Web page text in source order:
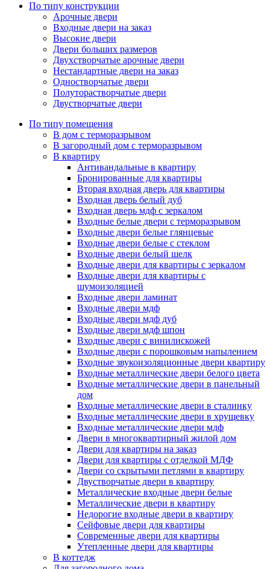
По типу конструкции
Арочные двери
Входные двери на заказ
Высокие двери
Двери больших размеров
Двухстворчатые арочные двери
Нестандартные двери на заказ
Одностворчатые двери
Полуторастворчатые двери
Двустворчатые двери
По типу помещения
В дом с терморазрывом
В загородный дом с терморазрывом
В квартиру
Антивандальные в квартиру
Бронированные для квартиры
Вторая входная дверь для квартиры
Входная дверь белый дуб
Входная дверь мдф с зеркалом
Входные белые двери с терморазрывом
Входные двери белые глянцевые
Входные двери белые с стеклом
Входные двери белый шелк
Входные двери для квартиры с зеркалом
Входные двери для квартиры с
шумоизоляцией
Входные двери ламинат
Входные двери мдф
Входные двери мдф дуб
Входные двери мдф шпон
Входные двери с винилискожей
Входные двери с порошковым напылением
Входные звукоизоляционные двери квартиру
Входные металлические двери белого цвета
Входные металлические двери в панельный
дом
Входные металлические двери в сталинку
Входные металлические двери в хрущевку
Входные металлические двери мдф
Двери в многоквартирный жилой дом
Двери для квартиры на заказ
Двери для квартиры с отделкой МДФ
Двери со скрытыми петлями в квартиру
Двустворчатые двери в квартиру
Металлические входные двери белые
Металлические двери в квартиру
Недорогие входные двери в квартиру
Сейфовые двери для квартиры
Современные двери для квартиры
Утепленные двери для квартиры
В коттедж